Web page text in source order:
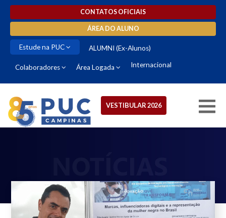
CONTATOS OFICIAIS
ÁREA DO ALUNO
Estude na PUC ALUMNI (Ex-Alunos)
Colaboradores Área Logada Internacional
VESTIBULAR 2026